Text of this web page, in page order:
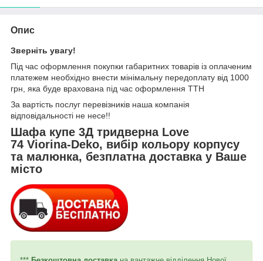
Опис
Зверніть увагу!
Під час оформлення покупки габаритних товарів із оплаченим
платежем необхідно внести мінімальну передоплату від 1000
грн, яка буде врахована під час оформлення ТТН
За вартість послуг перевізників наша компанія
відповідальності не несе!!
Шафа купе 3Д тридверна Love
74 Viorina-Deko, вибір кольору корпусу
та малюнка, безплатна доставка у Ваше
місто